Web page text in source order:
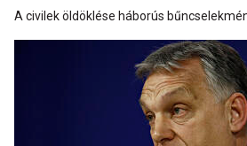
A civilek öldöklése háborús